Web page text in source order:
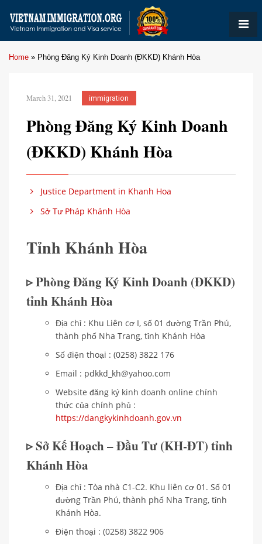
Home » Phòng Đăng Ký Kinh Doanh (ĐKKD) Khánh Hòa
March 31, 2021 immigration
Phòng Đăng Ký Kinh Doanh
(ĐKKD) Khánh Hòa
Justice Department in Khanh Hoa
Sở Tư Pháp Khánh Hòa
Tỉnh Khánh Hòa
▹ Phòng Đăng Ký Kinh Doanh (ĐKKD)
tỉnh Khánh Hòa
Địa chỉ : Khu Liên cơ I, số 01 đường Trần Phú,
thành phố Nha Trang, tỉnh Khánh Hòa
Số điện thoại : (0258) 3822 176
Email : pdkkd_kh@yahoo.com
Website đăng ký kinh doanh online chính
thức của chính phủ :
https://dangkykinhdoanh.gov.vn
▹ Sở Kế Hoạch – Đầu Tư (KH-ĐT) tỉnh
Khánh Hòa
Địa chỉ : Tòa nhà C1-C2. Khu liên cơ 01. Số 01
đường Trần Phú, thành phố Nha Trang, tỉnh
Khánh Hòa.
Điện thoại : (0258) 3822 906